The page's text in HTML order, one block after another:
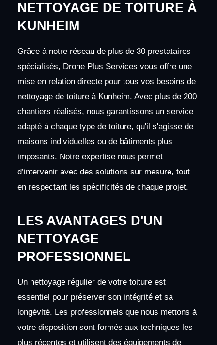
NETTOYAGE DE TOITURE À
KUNHEIM
Grâce à notre réseau de plus de 30 prestataires
spécialisés, Drone Plus Services vous offre une
mise en relation directe pour tous vos besoins de
nettoyage de toiture à Kunheim. Avec plus de 200
chantiers réalisés, nous garantissons un service
adapté à chaque type de toiture, qu'il s'agisse de
maisons individuelles ou de bâtiments plus
imposants. Notre expertise nous permet
d’intervenir avec des solutions sur mesure, tout
en respectant les spécificités de chaque projet.
LES AVANTAGES D'UN
NETTOYAGE
PROFESSIONNEL
Un nettoyage régulier de votre toiture est
essentiel pour préserver son intégrité et sa
longévité. Les professionnels que nous mettons à
votre disposition sont formés aux techniques les
plus récentes et utilisent des équipements de